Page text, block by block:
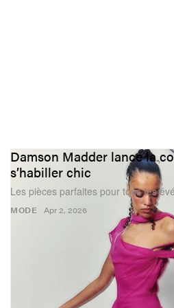
Vous avez conçu des
comme Marc Jacobs, Peachy
désormais Damson Madder.
MODE
Damson Madder lance la
s’habiller chic
Les pièces parfaites pour tous tes
Apr 2, 2026